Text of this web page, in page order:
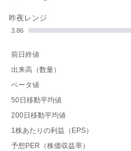
昨夜レンジ
3.86
前日終値
出来高（数量）
ベータ値
50日移動平均値
200日移動平均値
1株あたりの利益（EPS）
予想PER（株価収益率）